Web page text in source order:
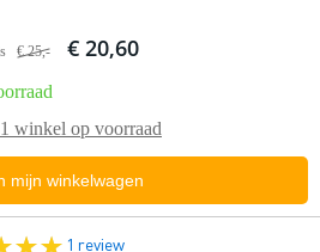
€ 25,- € 20,60
1 winkel op voorraad
mijn winkelwagen
1 review